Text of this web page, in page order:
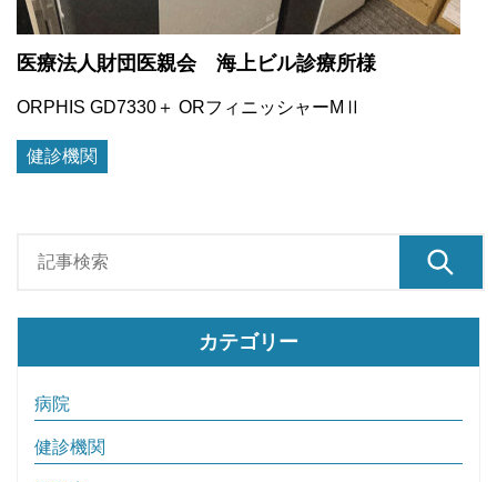
医療法人財団医親会 海上ビル診療所様
ORPHIS GD7330＋ ORフィニッシャーMⅡ
健診機関
カテゴリー
病院
健診機関